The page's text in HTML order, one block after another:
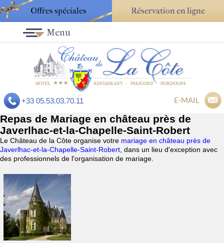
Offres spéciales Réservation en ligne
+33 05.53.03.70.11 E-MAIL
Menu
Repas de Mariage en château près de
Javerlhac-et-la-Chapelle-Saint-Robert
Le Château de la Côte organise votre mariage en château près de
Javerlhac-et-la-Chapelle-Saint-Robert , dans un lieu d'exception avec
des professionnels de l'organisation de mariage.